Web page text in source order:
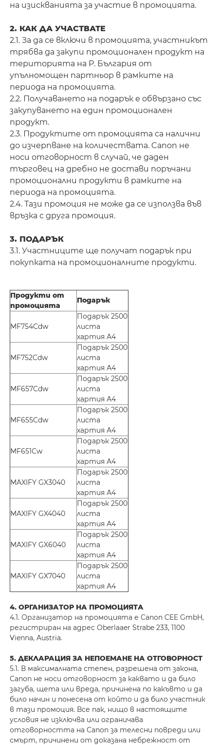
на изискванията за участие в промоцията.
2. КАК ДА УЧАСТВАТЕ
2.1. За да се включи в промоцията, участникът
трябва да закупи промоционален продукт на
територията на Р. България от
упълномощен партньор в рамките на
периода на промоцията.
2.2. Получаването на подарък е обвързано със
закупуването на един промоционален
продукт.
2.3. Продуктите от промоцията са налични
до изчерпване на количествата. Canon не
носи отговорност в случай, че даден
търговец на дребно не достави поръчани
промоционални продукти в рамките на
периода на промоцията.
2.4. Тази промоция не може да се използва във
връзка с друга промоция.
3. ПОДАРЪК
3.1. Участниците ще получат подарък при
покупката на промоционалните продукти.
Продукти от
промоцията
Подарък
MF754Cdw
Подарък 2500
листа
хартия А4
MF752Cdw
Подарък 2500
листа
хартия А4
MF657Cdw
Подарък 2500
листа
хартия А4
MF655Cdw
Подарък 2500
листа
хартия А4
MF651Cw
Подарък 2500
листа
хартия А4
MAXIFY GX3040
Подарък 2500
листа
хартия А4
MAXIFY GX4040
Подарък 2500
листа
хартия А4
MAXIFY GX6040
Подарък 2500
листа
хартия А4
MAXIFY GX7040
Подарък 2500
листа
хартия А4
4. ОРГАНИЗАТОР НА ПРОМОЦИЯТА
4.1. Организатор на промоцията е Canon CEE GmbH,
регистриран на адрес Oberlaaer Strabe 233, 1100
Vienna, Austria.
5. ДЕКЛАРАЦИЯ ЗА НЕПОЕМАНЕ НА ОТГОВОРНОСТ
5.1. В максималната степен, разрешена от закона,
Canon не носи отговорност за каквато и да било
загуба, щета или вреда, причинена по какъвто и да
било начин и понесена от който и да било участник
в тази промоция. Все пак, нищо в настоящите
условия не изключва или ограничава
отговорността на Canon за телесни повреди или
смърт, причинени от доказана небрежност от